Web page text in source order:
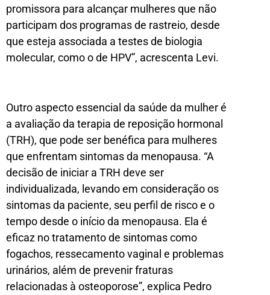
promissora para alcançar mulheres que não
participam dos programas de rastreio, desde
que esteja associada a testes de biologia
molecular, como o de HPV”, acrescenta Levi.
Outro aspecto essencial da saúde da mulher é
a avaliação da terapia de reposição hormonal
(TRH), que pode ser benéfica para mulheres
que enfrentam sintomas da menopausa. “A
decisão de iniciar a TRH deve ser
individualizada, levando em consideração os
sintomas da paciente, seu perfil de risco e o
tempo desde o início da menopausa. Ela é
eficaz no tratamento de sintomas como
fogachos, ressecamento vaginal e problemas
urinários, além de prevenir fraturas
relacionadas à osteoporose”, explica Pedro